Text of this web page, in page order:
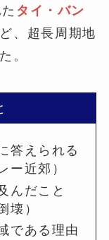
タイ・バン
、超長周期地
。
答えられる
ー近郊）
んだこと
壊）
である理由